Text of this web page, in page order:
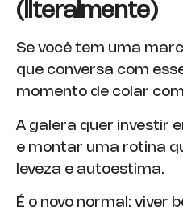
(literalmente)
Se você tem uma
que conversa com
momento de colar
A galera quer investir
e montar uma rotina
leveza e autoestima.
É o novo normal: viver